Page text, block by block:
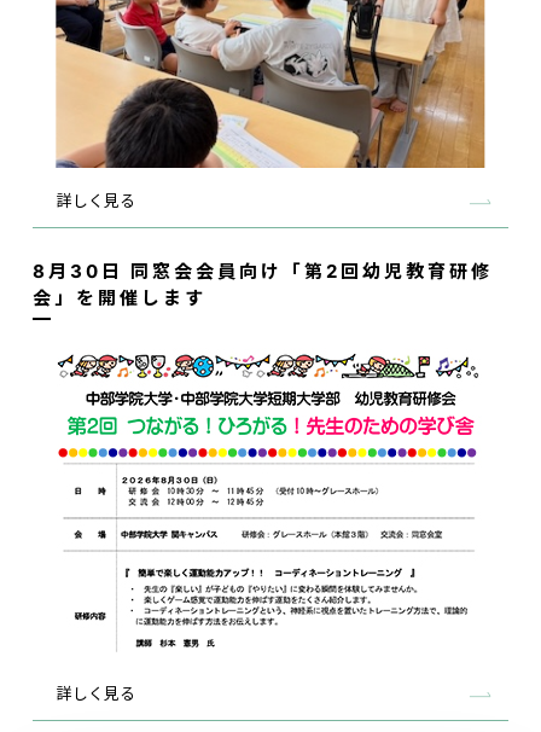
詳しく見る
8月30日 同窓会会員向け「第2回幼児教育研修
会」を開催します
詳しく見る